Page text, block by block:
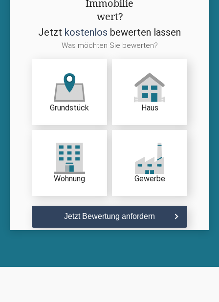
Immobilie
wert?
Jetzt kostenlos bewerten lassen
Was möchten Sie bewerten?
Grundstück Haus
Wohnung Gewerbe
Jetzt Bewertung anfordern